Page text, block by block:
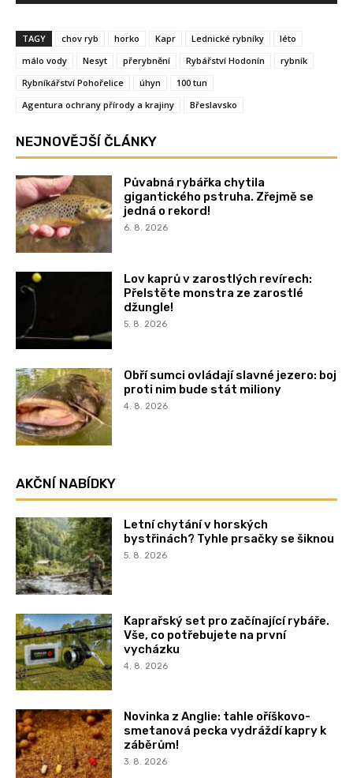
TAGY chov ryb horko Kapr Lednické rybníky
léto
málo vody
Nesyt přerybnění Rybářství Hodonín
rybník
Rybníkářství Pohořelice
úhyn
100 tun
Agentura ochrany přírody a krajiny
Břeslavsko
NEJNOVĚJŠÍ ČLÁNKY
Půvabná rybářka chytila
gigantického pstruha. Zřejmě se
jedná o rekord!
6. 8. 2026
Lov kaprů v zarostlých revírech:
Přelstěte monstra ze zarostlé
džungle!
5. 8. 2026
Obří sumci ovládají slavné jezero: boj
proti nim bude stát miliony
4. 8. 2026
AKČNÍ NABÍDKY
Letní chytání v horských
bystřinách? Tyhle prsačky se šiknou
5. 8. 2026
Kaprařský set pro začínající rybáře.
Vše, co potřebujete na první
vycházku
4. 8. 2026
Novinka z Anglie: tahle oříškovo-
smetanová pecka vydráždí kapry k
záběrům!
3. 8. 2026